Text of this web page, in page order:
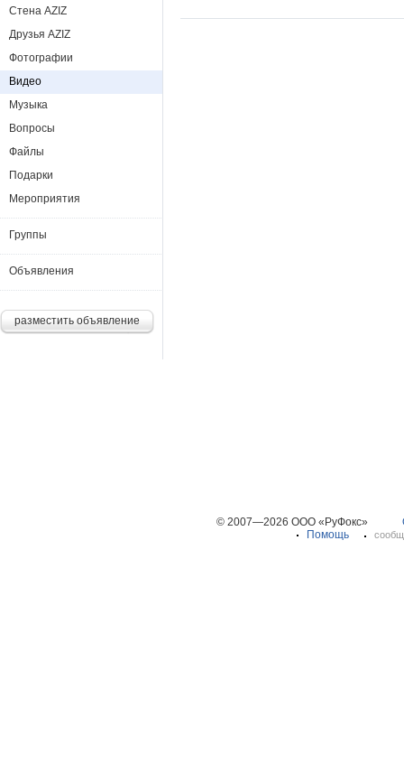
Стена AZIZ
Друзья AZIZ
Фотографии
Видео
Музыка
Вопросы
Файлы
Подарки
Мероприятия
Группы
Объявления
разместить объявление
© 2007—2026 ООО «РуФокс»
Помощь